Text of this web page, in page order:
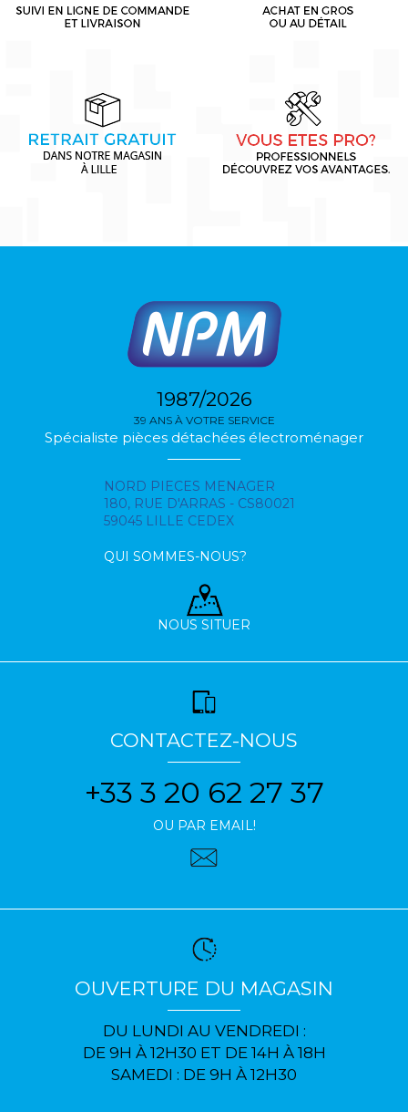
1987/2026
39 ANS À VOTRE SERVICE
Spécialiste pièces détachées électroménager
NORD PIECES MENAGER
180, RUE D'ARRAS - CS80021
59045 LILLE CEDEX
QUI SOMMES-NOUS?
NOUS SITUER
CONTACTEZ-NOUS
+33 3 20 62 27 37
OU PAR EMAIL!
OUVERTURE DU MAGASIN
DU LUNDI AU VENDREDI :
DE 9H À 12H30 ET DE 14H À 18H
SAMEDI : DE 9H À 12H30